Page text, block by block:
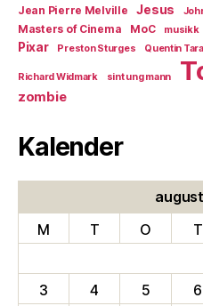
Jean Pierre Melville
Jesus
Masters of Cinema
MoC musikk
Pixar Preston Sturges Quentin
Richard Widmark sint ung mann
zombie
Kalender
M
T O T
3
4 5 6